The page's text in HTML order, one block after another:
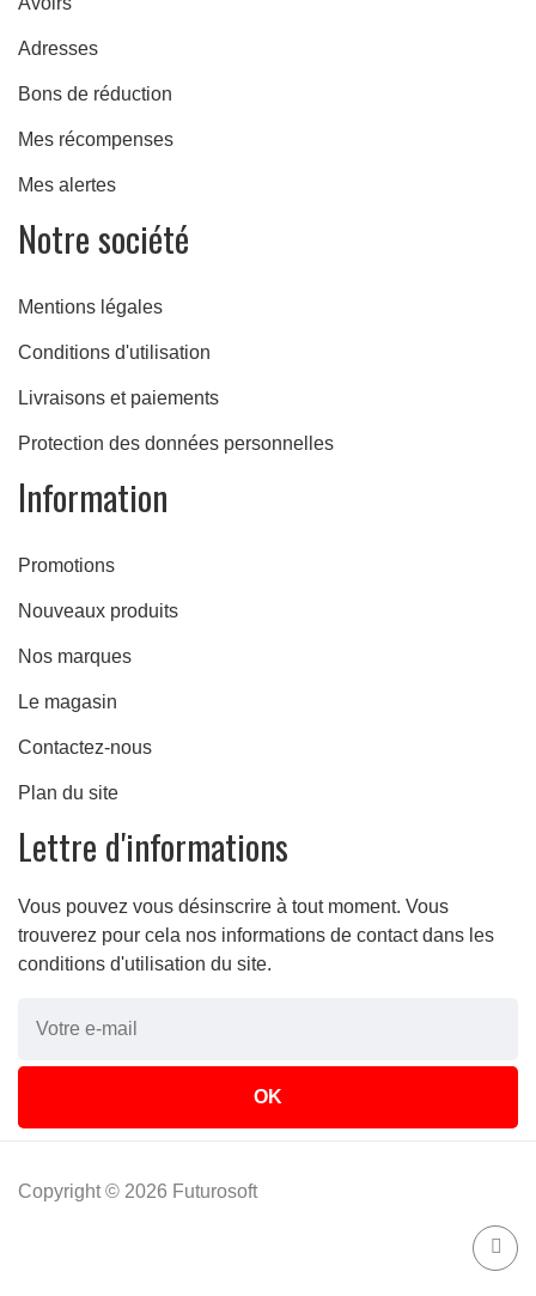
Adresses
Bons de réduction
Mes récompenses
Mes alertes
Notre société
Mentions légales
Conditions d'utilisation
Livraisons et paiements
Protection des données personnelles
Information
Promotions
Nouveaux produits
Nos marques
Le magasin
Contactez-nous
Plan du site
Lettre d'informations
Vous pouvez vous désinscrire à tout moment. Vous
trouverez pour cela nos informations de contact dans les
conditions d'utilisation du site.
Copyright © 2026 Futurosoft